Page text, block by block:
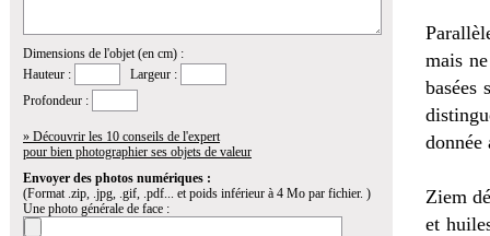
Dimensions de l'objet (en cm) :
Hauteur :
Largeur :
Profondeur :
» Découvrir les 10 conseils de l'expert
pour bien photographier ses objets de valeur
Envoyer des photos numériques :
(Format .zip, .jpg, .gif, .pdf... et poids inférieur à 4 Mo par fichier. )
Une photo générale de face :
mais
basées
donnée
Ziem
et